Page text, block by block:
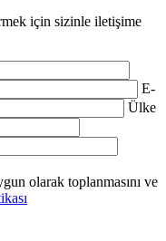
için sizinle iletişime
E-
Ülke
olarak toplanmasını ve